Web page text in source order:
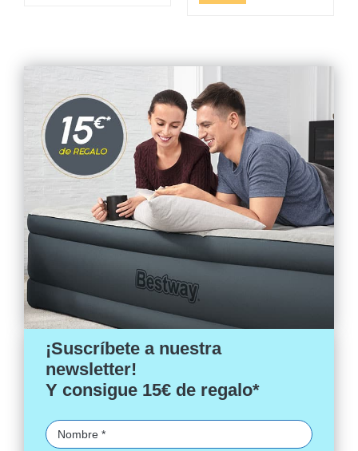
¡Suscríbete a nuestra
newsletter!
Y consigue 15€ de regalo*